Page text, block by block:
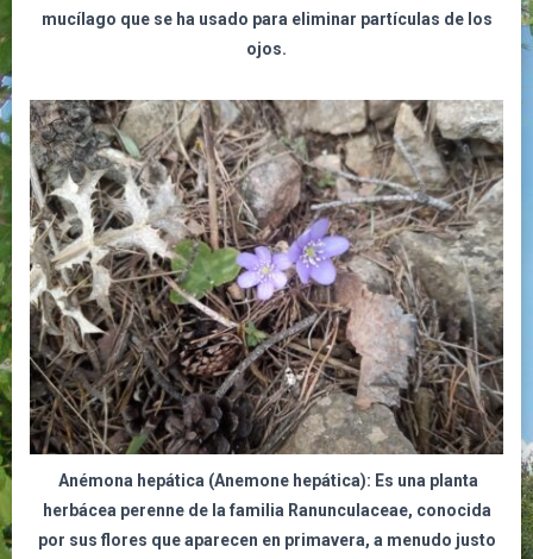
mucílago que se ha usado para eliminar partículas de los
ojos.
Anémona hepática (Anemone hepática): Es una planta
herbácea perenne de la familia Ranunculaceae, conocida
por sus flores que aparecen en primavera, a menudo justo